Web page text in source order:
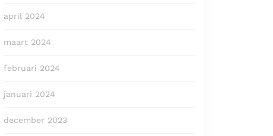
april 2024
maart 2024
februari 2024
januari 2024
december 2023